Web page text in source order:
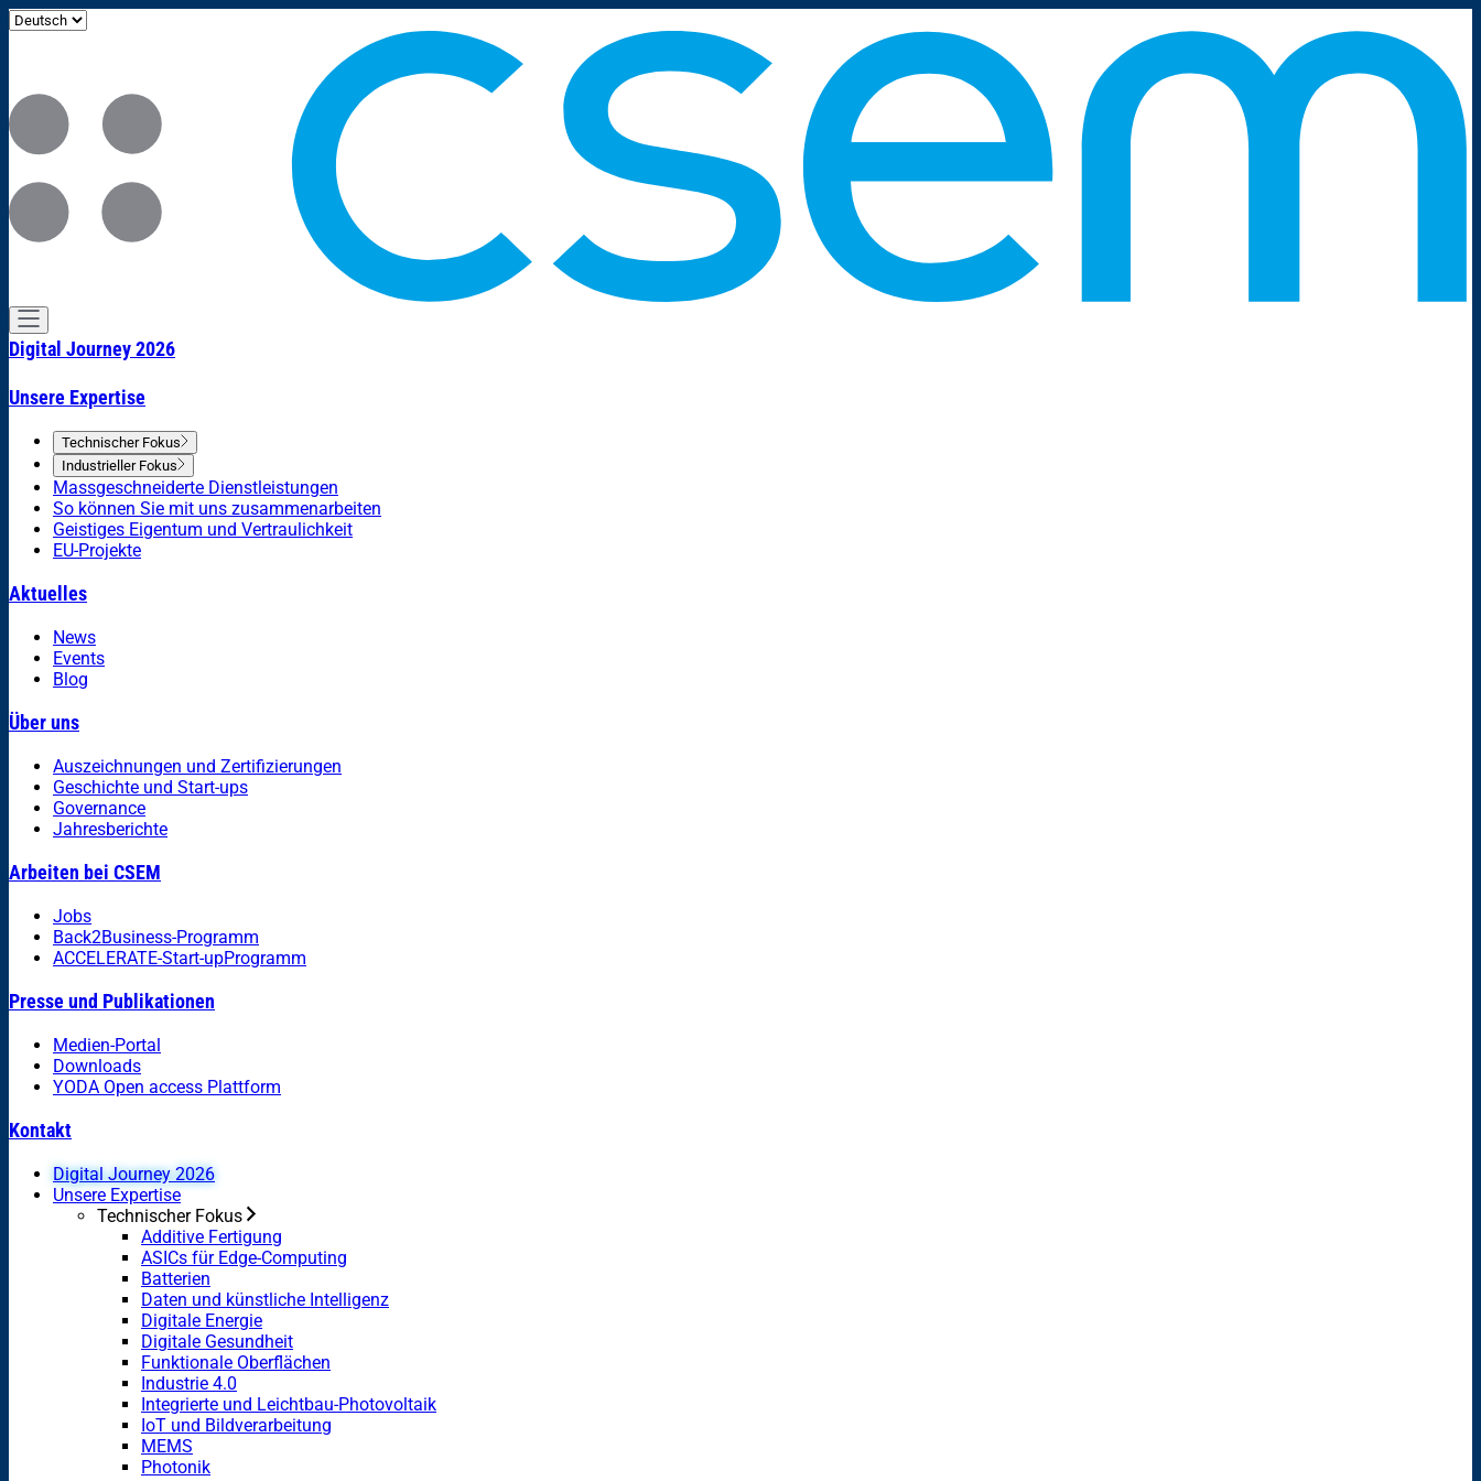
Digital Journey 2026
Unsere Expertise
Technischer Fokus
Industrieller Fokus
Massgeschneiderte Dienstleistungen
So können Sie mit uns zusammenarbeiten
Geistiges Eigentum und Vertraulichkeit
EU-Projekte
Aktuelles
News
Events
Blog
Über uns
Auszeichnungen und Zertifizierungen
Geschichte und Start-ups
Governance
Jahresberichte
Arbeiten bei CSEM
Jobs
Back2Business-Programm
ACCELERATE-Start-upProgramm
Presse und Publikationen
Medien-Portal
Downloads
YODA Open access Plattform
Kontakt
Digital Journey 2026
Unsere Expertise
Technischer Fokus
Additive Fertigung
ASICs für Edge-Computing
Batterien
Daten und künstliche Intelligenz
Digitale Energie
Digitale Gesundheit
Funktionale Oberflächen
Industrie 4.0
Integrierte und Leichtbau-Photovoltaik
IoT und Bildverarbeitung
MEMS
Photonik